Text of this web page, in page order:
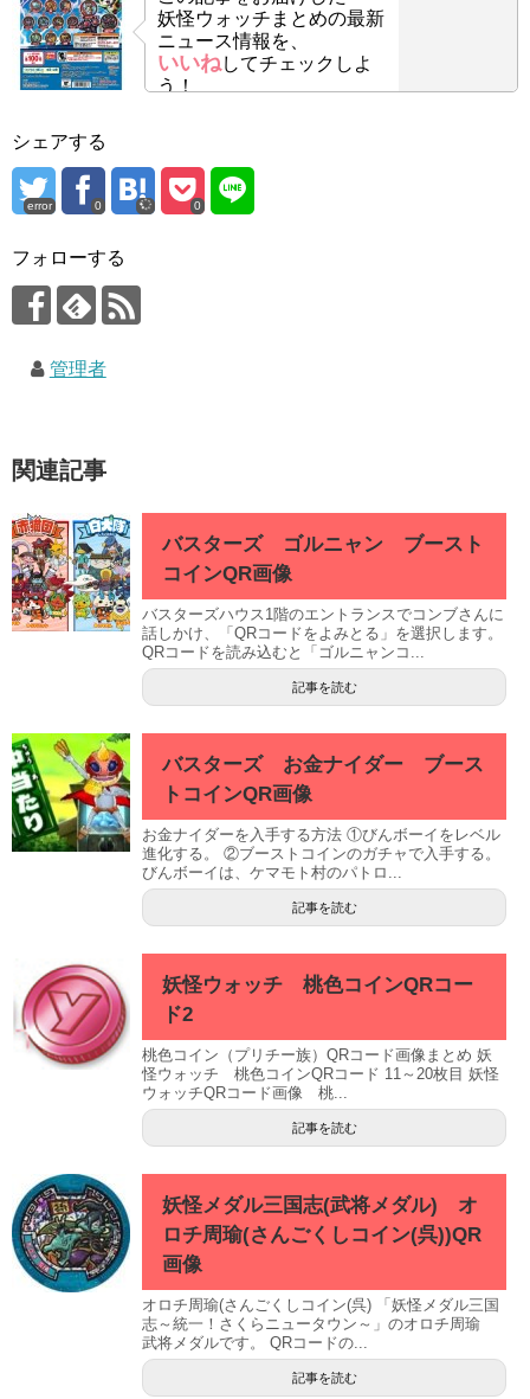
妖怪ウォッチまとめの最新
ニュース情報を、
いいねしてチェックしよ
う！
シェアする
error 0 0
フォローする
管理者
関連記事
バスターズ ゴルニャン ブースト
コインQR画像
バスターズハウス1階のエントランスでコンブさんに
話しかけ、「QRコードをよみとる」を選択します。
QRコードを読み込むと「ゴルニャンコ...
記事を読む
バスターズ お金ナイダー ブース
トコインQR画像
お金ナイダーを入手する方法 ①びんボーイをレベル
進化する。 ②ブーストコインのガチャで入手する。
びんボーイは、ケマモト村のパトロ...
記事を読む
妖怪ウォッチ 桃色コインQRコー
ド2
桃色コイン（プリチー族）QRコード画像まとめ 妖
怪ウォッチ 桃色コインQRコード 11～20枚目 妖怪
ウォッチQRコード画像 桃...
記事を読む
妖怪メダル三国志(武将メダル) オ
ロチ周瑜(さんごくしコイン(呉))QR
画像
オロチ周瑜(さんごくしコイン(呉) 「妖怪メダル三国
志～統一！さくらニュータウン～」のオロチ周瑜
武将メダルです。 QRコードの...
記事を読む